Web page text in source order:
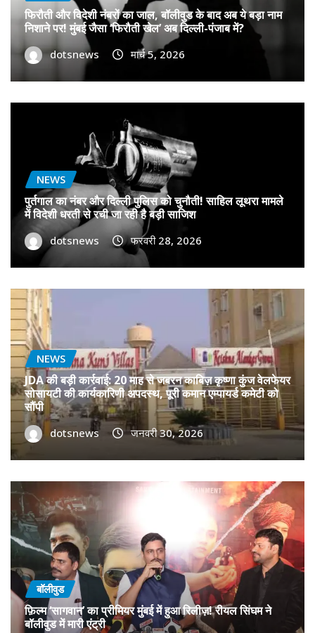
फिरौती और विदेशी नंबरों का जाल, बॉलीवुड के बाद अब ये बड़ा नाम
निशाने पर! मुंबई जैसा ‘फिरौती खेल’ अब दिल्ली-पंजाब में?
dotsnews मार्च 5, 2026
NEWS
पुर्तगाल का नंबर और दिल्ली पुलिस को चुनौती! साहिल लूथरा मामले
में विदेशी धरती से रची जा रही है बड़ी साजिश
dotsnews फरवरी 28, 2026
NEWS
JDA की बड़ी कार्रवाई: 20 माह से जबरन काबिज़ कृष्णा कुंज वेलफेयर
सोसायटी की कार्यकारिणी अपदस्थ, पूरी कमान एम्पायर्ड कमेटी को
सौंपी
dotsnews जनवरी 30, 2026
बॉलीवुड
फ़िल्म ‘सागवान’ का प्रीमियर मुंबई में हुआ रिलीज़! रीयल सिंघम ने
बॉलीवुड में मारी एंट्री